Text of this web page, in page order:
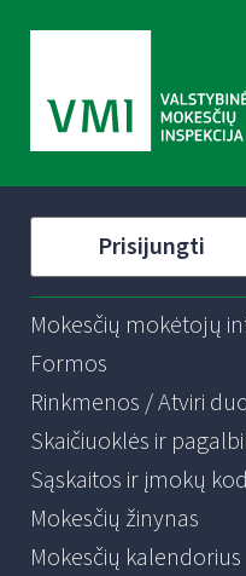
Prisijungti
Mokesčių mokėtojų
Formos
Rinkmenos / Atviri
Skaičiuoklės ir
Sąskaitos ir įmokų
Mokesčių žinynas
Mokesčių kalendorius